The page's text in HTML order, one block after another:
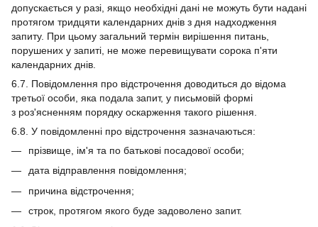
допускається у разі, якщо необхідні дані не можуть бути надані
протягом тридцяти календарних днів з дня надходження
запиту. При цьому загальний термін вирішення питань,
порушених у запиті, не може перевищувати сорока п'яти
календарних днів.
6.7. Повідомлення про відстрочення доводиться до відома
третьої особи, яка подала запит, у письмовій формі
з роз'ясненням порядку оскарження такого рішення.
6.8. У повідомленні про відстрочення зазначаються:
прізвище, ім'я та по батькові посадової особи;
дата відправлення повідомлення;
причина відстрочення;
строк, протягом якого буде задоволено запит.